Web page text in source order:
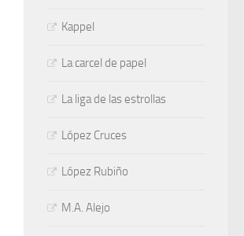
Kappel
La carcel de papel
La liga de las estrollas
López Cruces
López Rubiño
M.A. Alejo